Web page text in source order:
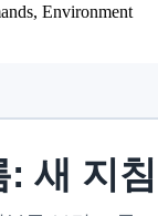
Environment